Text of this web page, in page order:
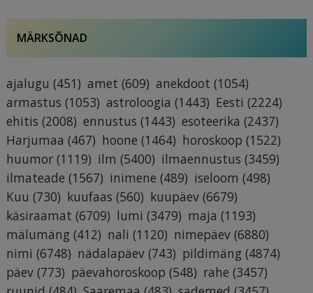
MÄRKSÕNAD
ajalugu (451) amet (609) anekdoot (1054)
armastus (1053) astroloogia (1443) Eesti (2224)
ehitis (2008) ennustus (1443) esoteerika (2437)
Harjumaa (467) hoone (1464) horoskoop (1522)
huumor (1119) ilm (5400) ilmaennustus (3459)
ilmateade (1567) inimene (489) iseloom (498)
Kuu (730) kuufaas (560) kuupäev (6679)
käsiraamat (6709) lumi (3479) maja (1193)
mälumäng (412) nali (1120) nimepäev (6880)
nimi (6748) nädalapäev (743) pildimäng (4874)
päev (773) päevahoroskoop (548) rahe (3457)